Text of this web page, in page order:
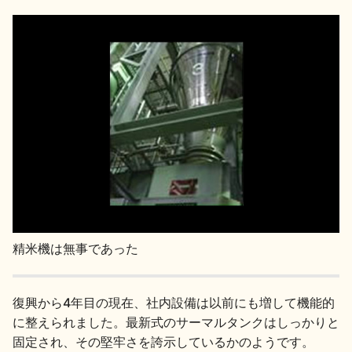
精米機は無事であった
復興から4年目の現在、社内設備は以前にも増して機能的
に整えられました。最新式のサーマルタンクはしっかりと
固定され、その堅牢さを誇示しているかのようです。